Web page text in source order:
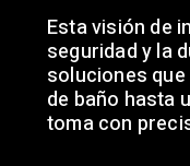
Esta visión de
seguridad y la
soluciones
de baño hasta
toma con